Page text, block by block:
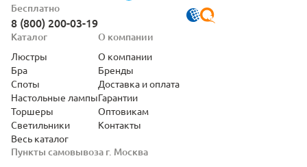
Бесплатно
8 (800) 200-03-19
Пункты самовывоза г. Москва
Каталог
Люстры
Бра
Споты
Настольные лампы
Торшеры
Светильники
Весь каталог
О компании
О компании
Бренды
Доставка и оплата
Гарантии
Оптовикам
Контакты